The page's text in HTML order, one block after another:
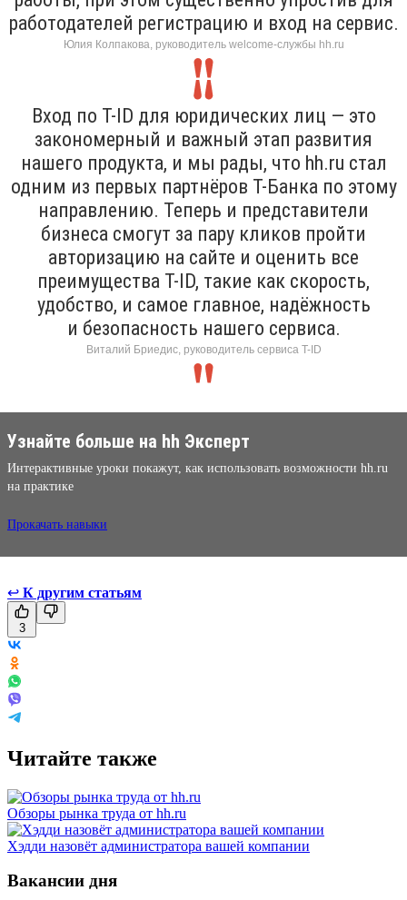
работодателей регистрацию и вход на сервис.
Юлия Колпакова, руководитель welcome-службы hh.ru
Вход по T-ID для юридических лиц — это
закономерный и важный этап развития
нашего продукта, и мы рады, что hh.ru стал
одним из первых партнёров Т-Банка по этому
направлению. Теперь и представители
бизнеса смогут за пару кликов пройти
авторизацию на сайте и оценить все
преимущества T-ID, такие как скорость,
удобство, и самое главное, надёжность
и безопасность нашего сервиса.
Виталий Бриедис, руководитель сервиса T-ID
Узнайте больше на hh Эксперт
Интерактивные уроки покажут, как использовать возможности hh.ru
на практике
Прокачать навыки
↩ К другим статьям
3
Читайте также
Обзоры рынка труда от hh.ru
Хэдди назовёт администратора вашей компании
Вакансии дня